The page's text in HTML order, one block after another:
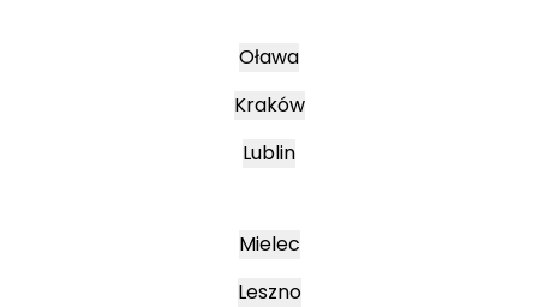
Oława
Kraków
Lublin
Mielec
Leszno